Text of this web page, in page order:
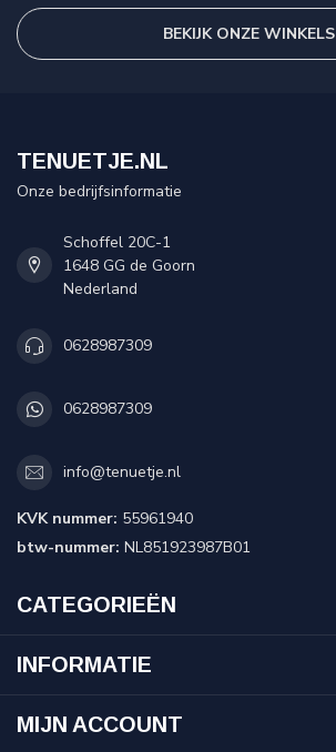
BEKIJK ONZE WINKELS
TENUETJE.NL
Onze bedrijfsinformatie
Schoffel 20C-1
1648 GG de Goorn
Nederland
0628987309
0628987309
info@tenuetje.nl
KVK nummer: 55961940
btw-nummer: NL851923987B01
CATEGORIEËN
INFORMATIE
MIJN ACCOUNT